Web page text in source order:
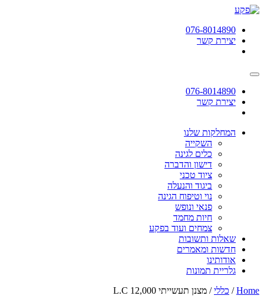
תחילתו
אינטרנט,
לחץ
כדי
לאזור
תוכן
מרכזי
076-8014890
יצירת קשר
076-8014890
יצירת קשר
המחלקות שלנו
השקייה
כלים לגינה
דישון והדברה
ציוד טכני
ביגוד והנעלה
נוי וטיפוח הגינה
פנאי ונופש
חיות מחמד
צמחים ועוד בפקע
שאלות ותשובות
חדשות ומאמרים
אודותינו
גלריית תמונות
Home
/ כללי/ מצנן תעשייתי 12,000 L.C